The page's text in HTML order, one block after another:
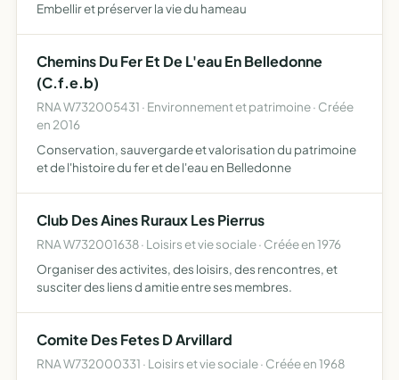
Embellir et préserver la vie du hameau
Chemins Du Fer Et De L'eau En Belledonne
(C.f.e.b)
RNA W732005431 · Environnement et patrimoine · Créée
en 2016
Conservation, sauvergarde et valorisation du patrimoine
et de l'histoire du fer et de l'eau en Belledonne
Club Des Aines Ruraux Les Pierrus
RNA W732001638 · Loisirs et vie sociale · Créée en 1976
Organiser des activites, des loisirs, des rencontres, et
susciter des liens d amitie entre ses membres.
Comite Des Fetes D Arvillard
RNA W732000331 · Loisirs et vie sociale · Créée en 1968